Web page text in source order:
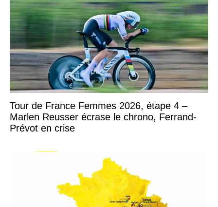
Tour de France Femmes 2026, étape 4 –
Marlen Reusser écrase le chrono, Ferrand-
Prévot en crise